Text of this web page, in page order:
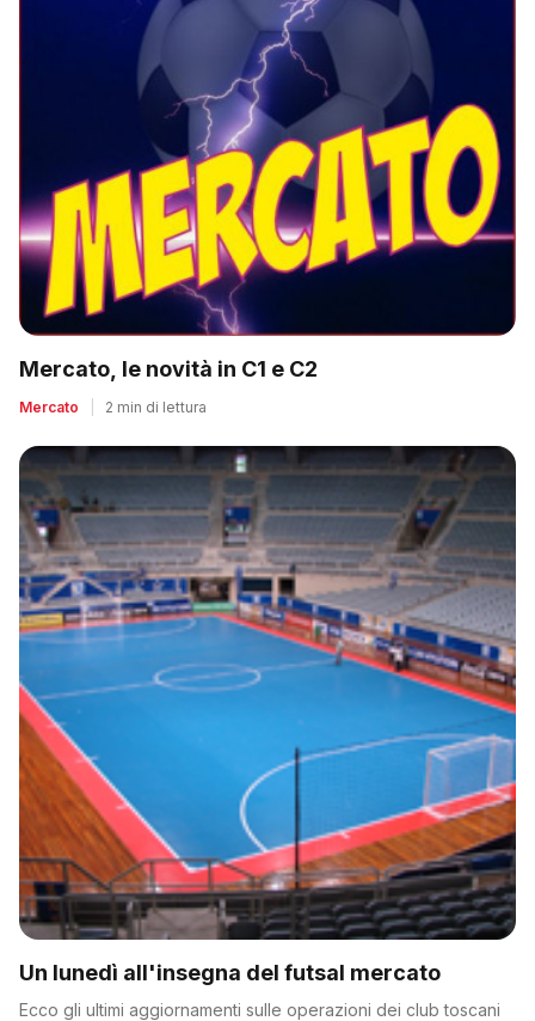
Mercato, le novità in C1 e C2
Mercato 2 min di lettura
Un lunedì all'insegna del futsal mercato
Ecco gli ultimi aggiornamenti sulle operazioni dei club toscani